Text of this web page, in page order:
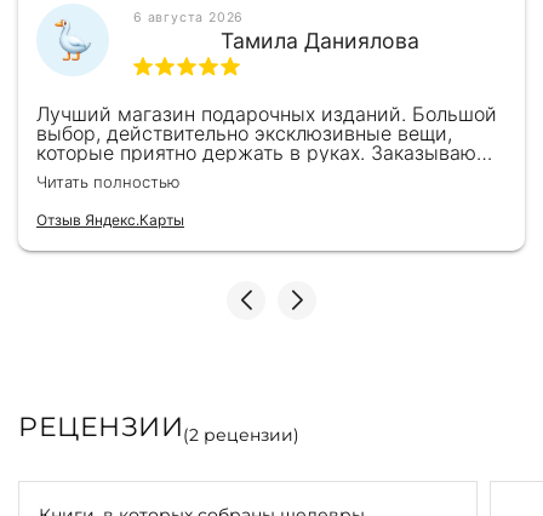
6 августа 2026
Тамила Даниялова
Лучший магазин подарочных изданий. Большой
выбор, действительно эксклюзивные вещи,
которые приятно держать в руках. Заказываю
здесь уже второй раз для бизнес-партнеров,
всегда всё безупречно — от общения с
консультантами до качества самих книг.
Однозначно рекомендую
Читать полностью
Отзыв Яндекс.Карты
РЕЦЕНЗИИ(2 рецензии)